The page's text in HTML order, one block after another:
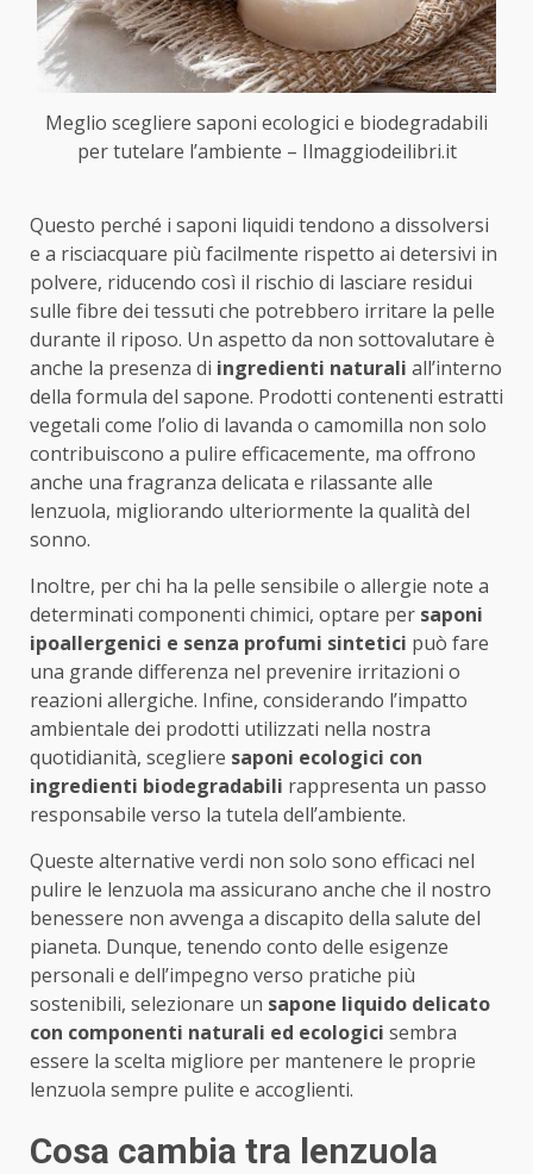
Meglio scegliere saponi ecologici e biodegradabili
per tutelare l’ambiente – Ilmaggiodeilibri.it
Questo perché i saponi liquidi tendono a dissolversi
e a risciacquare più facilmente rispetto ai detersivi in
polvere, riducendo così il rischio di lasciare residui
sulle fibre dei tessuti che potrebbero irritare la pelle
durante il riposo. Un aspetto da non sottovalutare è
anche la presenza di ingredienti naturali all’interno
della formula del sapone. Prodotti contenenti estratti
vegetali come l’olio di lavanda o camomilla non solo
contribuiscono a pulire efficacemente, ma offrono
anche una fragranza delicata e rilassante alle
lenzuola, migliorando ulteriormente la qualità del
sonno.
Inoltre, per chi ha la pelle sensibile o allergie note a
determinati componenti chimici, optare per saponi
ipoallergenici e senza profumi sintetici può fare
una grande differenza nel prevenire irritazioni o
reazioni allergiche. Infine, considerando l’impatto
ambientale dei prodotti utilizzati nella nostra
quotidianità, scegliere saponi ecologici con
ingredienti biodegradabili rappresenta un passo
responsabile verso la tutela dell’ambiente.
Queste alternative verdi non solo sono efficaci nel
pulire le lenzuola ma assicurano anche che il nostro
benessere non avvenga a discapito della salute del
pianeta. Dunque, tenendo conto delle esigenze
personali e dell’impegno verso pratiche più
sostenibili, selezionare un sapone liquido delicato
con componenti naturali ed ecologici sembra
essere la scelta migliore per mantenere le proprie
lenzuola sempre pulite e accoglienti.
Cosa cambia tra lenzuola